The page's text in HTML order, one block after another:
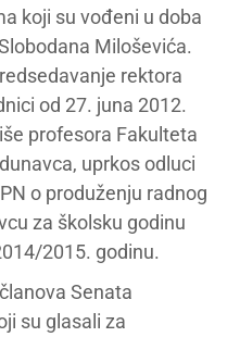
koji su vođeni u doba
Miloševića.
rektora
od 27. juna 2012.
profesora Fakulteta
uprkos odluci
o produženju radnog
za školsku godinu
2015. godinu.
Senata
su glasali za